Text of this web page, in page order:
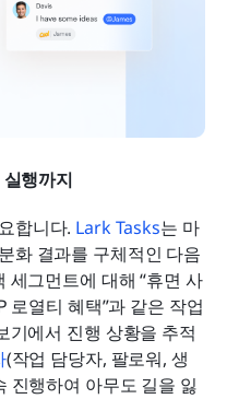
행까지
합니다. Lark Tasks는 마
화 결과를 구체적인 다음
세그먼트에 대해 “휴면 사
로열티 혜택”과 같은 작업
기에서 진행 상황을 추적
(작업 담당자, 팔로워, 생
진행하여 아무도 길을 잃